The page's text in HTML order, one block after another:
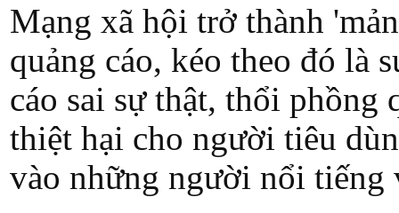
Mạng xã hội trở thành
quảng cáo, kéo theo đó là
cáo sai sự thật, thổi
thiệt hại cho người tiêu
vào những người nổi tiếng